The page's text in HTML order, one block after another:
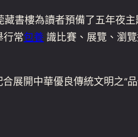
書樓為讀者預備了五年夜
行常包養 識比賽、展覽、瀏
展開中華優良傳統文明之“